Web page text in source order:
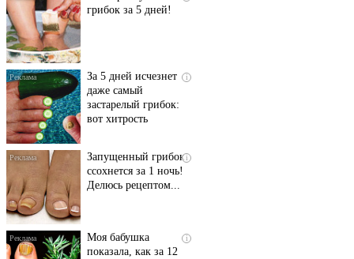
грибок за 5 дней!
i
За 5 дней исчезнет
даже самый
застарелый грибок:
вот хитрость
i
Запущенный грибок
ссохнется за 1 ночь!
Делюсь рецептом...
i
Моя бабушка
показала, как за 12